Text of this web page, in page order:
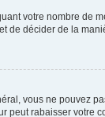
votre nombre de
de décider de la
vous ne pouvez
peut rabaisser votre